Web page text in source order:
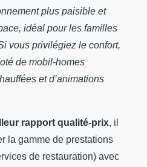
plus paisible et
idéal pour les familles
vous privilégiez le confort,
de mobil-homes
et d’animations
rapport qualité-prix, il
la gamme de prestations
de restauration) avec